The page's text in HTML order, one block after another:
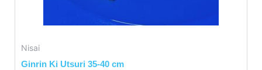
Nisai
Ginrin Ki Utsuri 35-40 cm